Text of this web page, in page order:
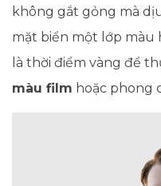
không gắt gỏng mà
mặt biển một lớp màu
là thời điểm vàng để
màu film hoặc phong